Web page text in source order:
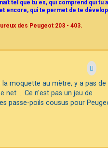
tel que tu es, qui comprend qui tu
encore, qui te permet de te
des Peugeot 203 - 403.
moquette au mètre, y a pas de
net ... Ce n'est pas un jeu de
passe-poils cousus pour